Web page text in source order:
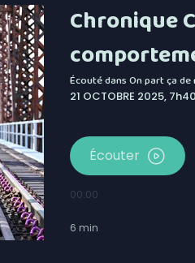
Chronique
Écouté dansOn part ça de
21 OCTOBRE 2025, 7h40
Écouter
00:00
6 min